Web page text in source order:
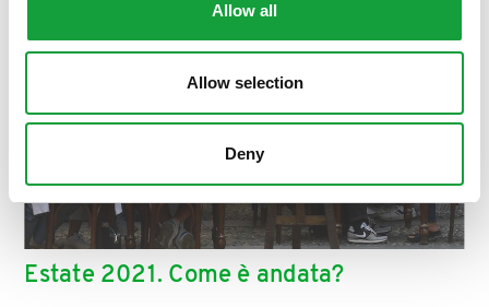
Allow all
Allow selection
Deny
Estate 2021. Come è andata?